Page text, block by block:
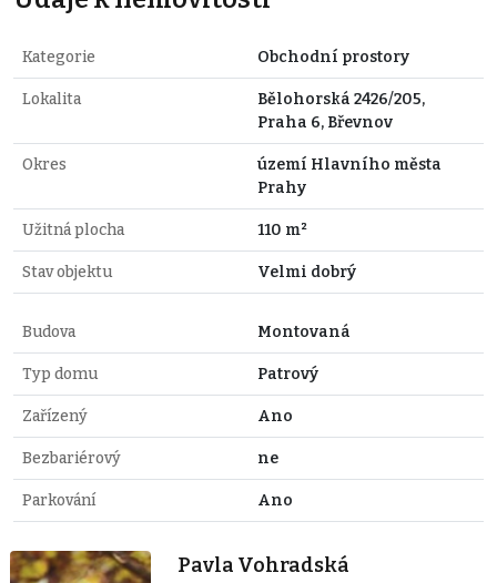
Kategorie Obchodní prostory
Lokalita
Bělohorská 2426/205,
Praha 6, Břevnov
Okres
území Hlavního města
Prahy
Užitná plocha 110 m²
Stav objektu Velmi dobrý
Budova Montovaná
Typ domu Patrový
Zařízený Ano
Bezbariérový ne
Parkování Ano
Pavla Vohradská